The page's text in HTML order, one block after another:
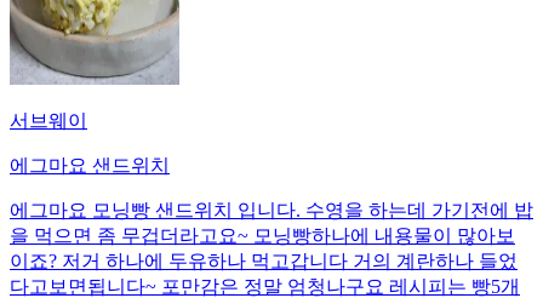
서브웨이
에그마요 샌드위치
에그마요 모닝빵 샌드위치 입니다. 수영을 하는데 가기전에 밥
을 먹으면 좀 무겁더라고요~ 모닝빵하나에 내용물이 많아보
이죠? 저거 하나에 두유하나 먹고갑니다 거의 계란하나 들었
다고보면됩니다~ 포만감은 정말 엄청나구요 레시피는 빵5개